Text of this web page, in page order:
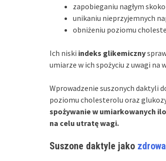
zapobieganiu nagłym
unikaniu nieprzyjemnych
obniżeniu poziomu
Ich niski indeks glikemiczny
umiarze w ich spożyciu z uwagi na
Wprowadzenie suszonych daktyli
poziomu cholesterolu oraz
spożywanie w umiarkowanych
na celu utratę wagi.
Suszone daktyle jako